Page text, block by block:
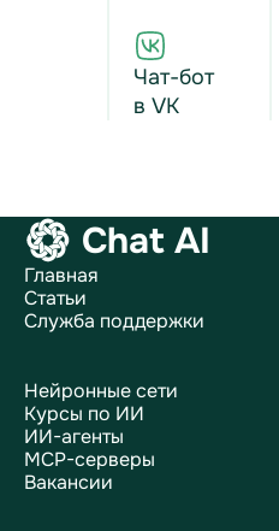
Чат-бот
в VK
Chat AI
Главная
Статьи
Служба поддержки
Нейронные сети
Курсы по ИИ
ИИ-агенты
MCP-серверы
Вакансии